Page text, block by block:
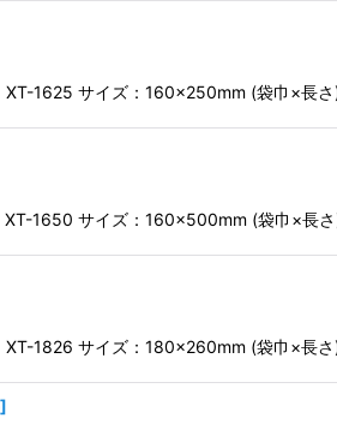
1625 サイズ：160×250mm (袋巾×長
1650 サイズ：160×500mm (袋巾×長
1826 サイズ：180×260mm (袋巾×長
]